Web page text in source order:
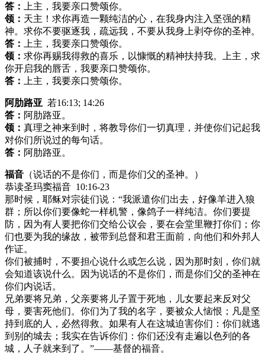
答：
上主，我要亲口赞颂你。
领： 天主！求你再造一颗纯洁的心，在我身内注入坚强的精
神。求你不要驱逐我，疏远我，不要从我身上剥夺你的圣神。
答：
上主，我要亲口赞颂你。
领： 求你再赐我得救的喜乐，以慷慨的精神扶持我。上主，求
你开启我的唇舌，我要亲口赞颂你。
答：
上主，我要亲口赞颂你。
阿肋路亚 若16:13; 14:26
答： 阿肋路亚。
领： 真理之神来到时，将教导你们一切真理，并使你们记起我
对你们所说过的每句话。
答： 阿肋路亚。
福音 （说话的不是你们，而是你们父的圣神。）
恭读圣玛窦福音 10:16-23
那时候，耶稣对宗徒们说：“我派遣你们出去，好像羊进入狼
群；所以你们要像蛇一样机警，像鸽子一样纯洁。你们要提
防，因为有人要把你们交给公议会，要在会堂里鞭打你们；你
们也要为我的缘故，被带到总督和君王面前，向他们和外邦人
作证。
你们被捕时，不要担心说什么或怎么说，因为那时刻，你们就
会知道该说什么。因为说话的不是你们，而是你们父的圣神在
你们内说话。
兄弟要将兄弟，父亲要将儿子置于死地，儿女要起来反对父
母，要害死他们。你们为了我的名字，要被众人恼恨；凡是坚
持到底的人，必然得救。如果有人在这城迫害你们：你们就逃
到别的城去；我实在告诉你们：你们还没有走遍以色列的各
城，人子就来到了。”——基督的福音。